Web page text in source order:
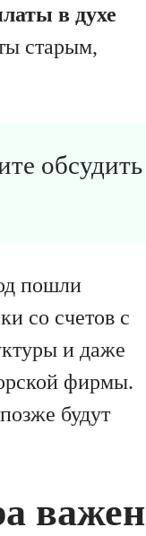
в духе
старым,
обсудить
пошли
со счетов с
и даже
фирмы.
будут
важен